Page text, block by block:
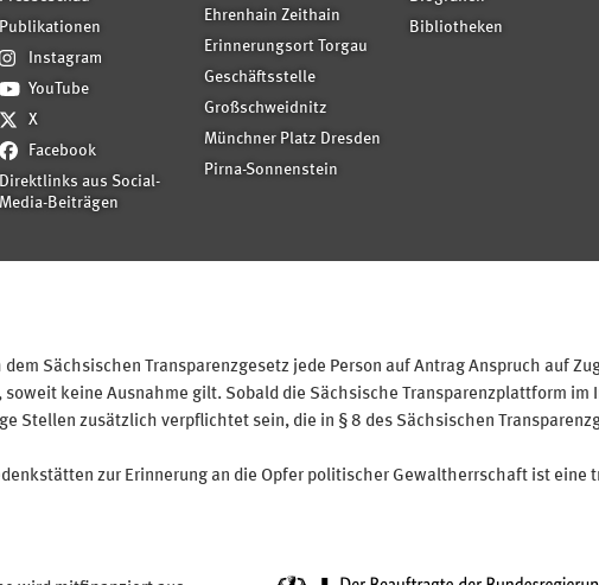
Publikationen
Instagram
YouTube
X
Facebook
Direktlinks aus Social-
Media-Beiträgen
Ehrenhain Zeithain
Erinnerungsort Torgau
Geschäftsstelle
Großschweidnitz
Münchner Platz Dresden
Pirna-Sonnenstein
Bibliotheken
Sächsischen Transparenzgesetz jede Person auf Antrag Anspruch auf
keine Ausnahme gilt. Sobald die Sächsische Transparenzplattform
Stellen zusätzlich verpflichtet sein, die in § 8 des Sächsischen
zur Erinnerung an die Opfer politischer Gewaltherrschaft ist eine